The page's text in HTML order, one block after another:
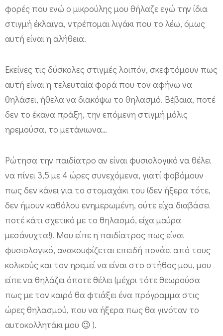
φορές που ενώ ο μικρούλης μου θήλαζε εγώ την ίδια
στιγμή έκλαιγα, ντρέπομαι λιγάκι που το λέω, όμως
αυτή είναι η αλήθεια.
Εκείνες τις δύσκολες στιγμές λοιπόν, σκεφτόμουν πως
αυτή είναι η τελευταία φορά που τον αφήνω να
θηλάσει, ήθελα να διακόψω το θηλασμό. Βέβαια, ποτέ
δεν το έκανα πράξη, την επόμενη στιγμή μόλις
ηρεμούσα, το μετάνιωνα…
Ρώτησα την παιδίατρο αν είναι φυσιολογικό να θέλει
να πίνει 3,5 με 4 ώρες συνεχόμενα, γιατί φοβόμουν
πως δεν κάνει για το στομαχάκι του (δεν ήξερα τότε,
δεν ήμουν καθόλου ενημερωμένη, ούτε είχα διαβάσει
ποτέ κάτι σχετικό με το θηλασμό, είχα μαύρα
μεσάνυχτα!). Μου είπε η παιδίατρος πως είναι
φυσιολογικό, ανακουφίζεται επειδή πονάει από τους
κολικούς και τον ηρεμεί να είναι στο στήθος μου, μου
είπε να θηλάζει όποτε θέλει (μέχρι τότε θεωρούσα
πως με τον καιρό θα φτιάξει ένα πρόγραμμα στις
ώρες θηλασμού, που να ήξερα πως θα γινόταν το
αυτοκολλητάκι μου 😉 ).